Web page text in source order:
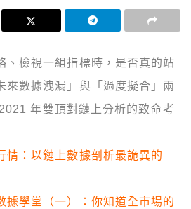
、檢視一組指標時，是否真的站
來數據洩漏」與「過度擬合」兩
年雙頂對鏈上分析的致命考
情：以鏈上數據剖析最詭異的
據學堂（一）：你知道全市場的